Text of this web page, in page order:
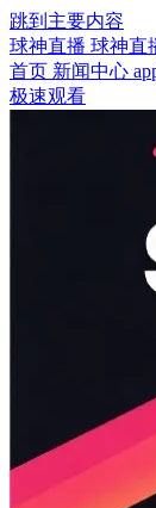
跳到主要内容
球神直播 球神直
首页 新闻中心
极速观看